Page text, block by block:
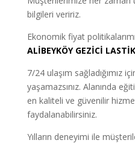
bilgileri veririz.
Ekonomik fiyat
ALİBEYKÖY GEZİCİ
7/24 ulaşım sağladığımız
yaşamazsınız. Alanında
en kaliteli ve güvenilir
faydalanabilirsiniz.
Yılların deneyimi ile